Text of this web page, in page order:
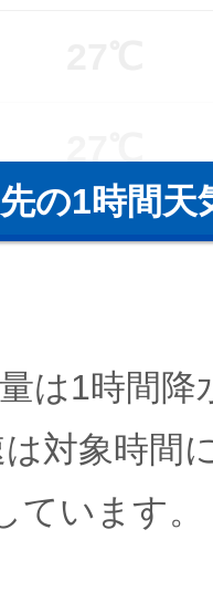
の1時間天
は1時間降
対象時間
ています。